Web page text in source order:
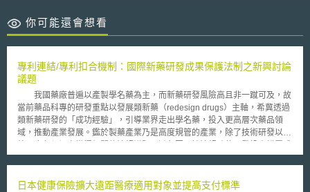
你可能還會想看
專利連結/專利扣合機制：國際新藥研發成果保護法制之新興討論
議題
我國藥廠普遍以產製學名藥為主，而新藥研發風險高且非一蹴可及，故
當前藥品科專的研發重點以發展類新藥（redesign drugs）主軸，希冀透過
類新藥研發的「成功經驗」，引導業界走出學名藥，投入更高層次藥品領
域，推動產業發展。鑑於製藥產業乃是高度規管的產業，除了技術研發以
浪費。 觀察國際新藥研發成果保護法制之發展趨勢，藥品查驗登記程
可預見的未來成為國際間討論的重要議題，鑑於藥品科專之研發補助方向已
日本健康保險擴大遠距醫療適用對象並提高支付標準